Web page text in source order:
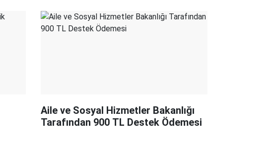
Aile ve Sosyal Hizmetler Bakanlığı
Tarafından 900 TL Destek Ödemesi